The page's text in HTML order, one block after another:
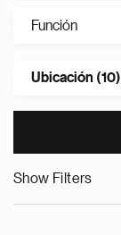
Función
Ubicación (10)
Show Filters